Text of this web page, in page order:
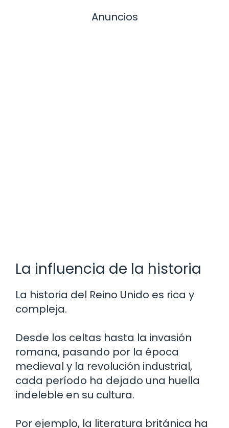
Anuncios
La influencia de la historia
La historia del Reino Unido es rica y
compleja.
Desde los celtas hasta la invasión
romana, pasando por la época
medieval y la revolución industrial,
cada período ha dejado una huella
indeleble en su cultura.
Por ejemplo, la literatura británica ha